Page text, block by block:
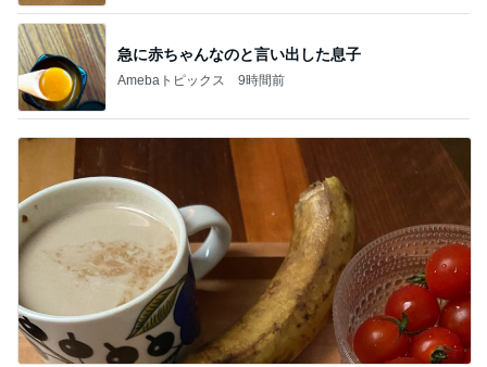
急に赤ちゃんなのと言い出した息子
Amebaトピックス 9時間前